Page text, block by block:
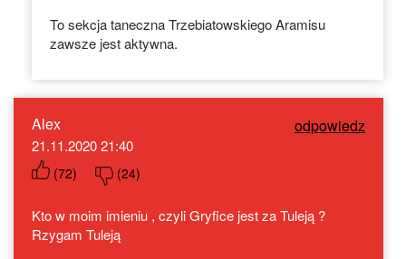
To sekcja taneczna Trzebiatowskiego Aramisu
zawsze jest aktywna.
Alex odpowiedz
21.11.2020 21:40
(72) (24)
Kto w moim imieniu , czyli Gryfice jest za Tuleją ?
Rzygam Tuleją